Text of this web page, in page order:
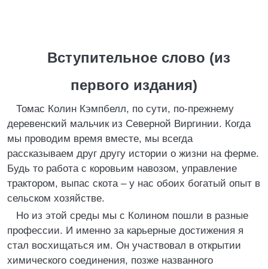
Вступительное слово (из
первого издания)
Томас Колин Кэмпбелл, по сути, по-прежнему
деревенский мальчик из Северной Виргинии. Когда
мы проводим время вместе, мы всегда
рассказываем друг другу истории о жизни на ферме.
Будь то работа с коровьим навозом, управление
трактором, выпас скота – у нас обоих богатый опыт в
сельском хозяйстве.
Но из этой среды мы с Колином пошли в разные
профессии. И именно за карьерные достижения я
стал восхищаться им. Он участвовал в открытии
химического соединения, позже названного